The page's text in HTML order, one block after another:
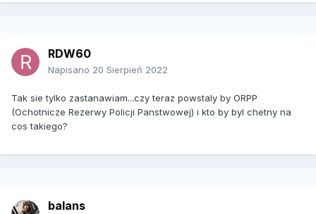
RDW60
Napisano 20 Sierpień 2022
Tak sie tylko zastanawiam...czy teraz powstaly by ORPP
(Ochotnicze Rezerwy Policji Panstwowej) i kto by byl chetny na
cos takiego?
balans